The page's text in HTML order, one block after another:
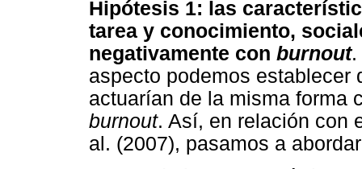
Hipótesis 1: las
tarea y conocimiento,
negativamente con burnout.
aspecto podemos
actuarían de la misma forma
burnout. Así, en relación con
al. (2007), pasamos a